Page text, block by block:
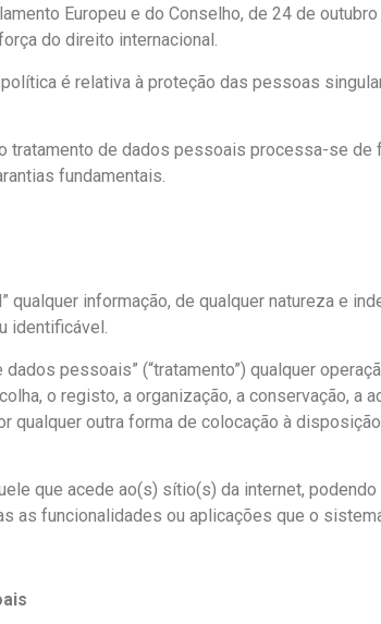
Europeu e do Conselho, de 24 de
do direito internacional.
é relativa à proteção das pessoas
tratamento de dados pessoais processa-se
fundamentais.
qualquer informação, de qualquer natureza e
identificável.
dados pessoais” (“tratamento”) qualquer
o registo, a organização, a conservação, a
qualquer outra forma de colocação à
que acede ao(s) sítio(s) da internet,
as funcionalidades ou aplicações que o